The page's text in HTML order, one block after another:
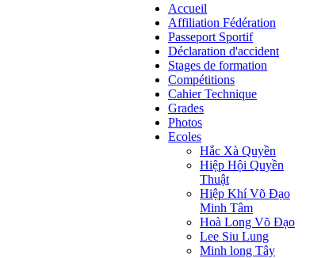
Accueil
Affiliation Fédération
Passeport Sportif
Déclaration d'accident
Stages de formation
Compétitions
Cahier Technique
Grades
Photos
Ecoles
Hắc Xà Quyền
Hiệp Hội Quyền
Thuật
Hiệp Khí Võ Đạo
Minh Tâm
Hoà Long Võ Đạo
Lee Siu Lung
Minh long Tây